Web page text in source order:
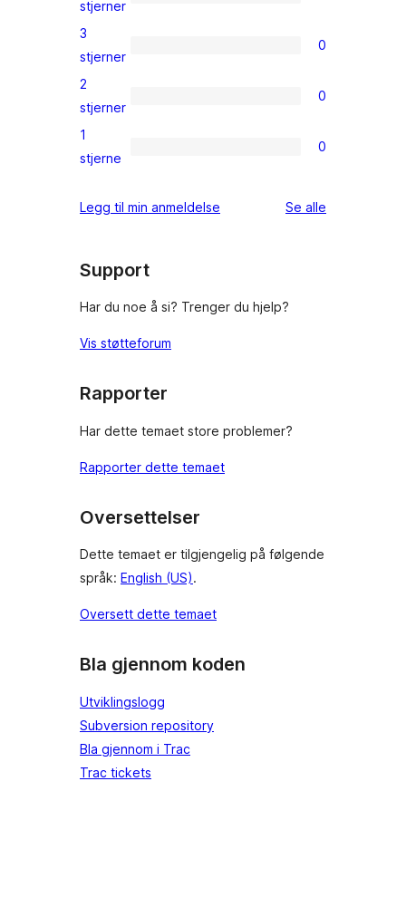
0
4-
star
stjerner
0
3-
star
3
stjerner
0
0
2-
star
2
stjerner
0
0
star
1
stjerne
0
Legg til min anmeldelse Se alle
Support
Har du noe å si? Trenger du hjelp?
Vis støtteforum
Rapporter
Har dette temaet store problemer?
Rapporter dette temaet
Oversettelser
Dette temaet er tilgjengelig på følgende
språk: English (US).
Oversett dette temaet
Bla gjennom koden
Utviklingslogg
Subversion repository
Bla gjennom i Trac
Trac tickets